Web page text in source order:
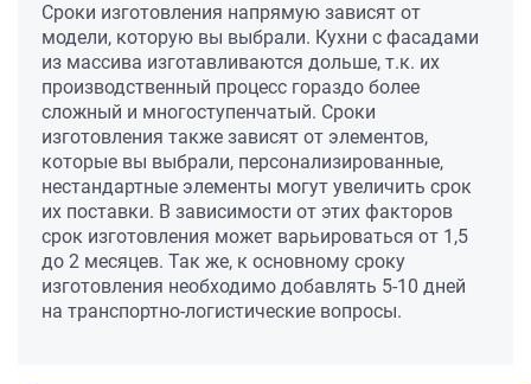
Сроки изготовления напрямую зависят от
модели, которую вы выбрали. Кухни с фасадами
из массива изготавливаются дольше, т.к. их
производственный процесс гораздо более
сложный и многоступенчатый. Сроки
изготовления также зависят от элементов,
которые вы выбрали, персонализированные,
нестандартные элементы могут увеличить срок
их поставки. В зависимости от этих факторов
срок изготовления может варьироваться от 1,5
до 2 месяцев. Так же, к основному сроку
изготовления необходимо добавлять 5-10 дней
на транспортно-логистические вопросы.